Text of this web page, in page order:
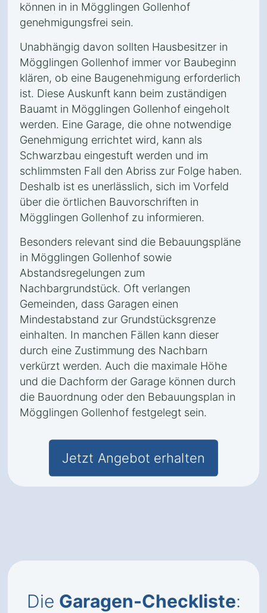
können in in Mögglingen Gollenhof
genehmigungsfrei sein.
Unabhängig davon sollten Hausbesitzer in
Mögglingen Gollenhof immer vor Baubeginn
klären, ob eine Baugenehmigung erforderlich
ist. Diese Auskunft kann beim zuständigen
Bauamt in Mögglingen Gollenhof eingeholt
werden. Eine Garage, die ohne notwendige
Genehmigung errichtet wird, kann als
Schwarzbau eingestuft werden und im
schlimmsten Fall den Abriss zur Folge haben.
Deshalb ist es unerlässlich, sich im Vorfeld
über die örtlichen Bauvorschriften in
Mögglingen Gollenhof zu informieren.
Besonders relevant sind die Bebauungspläne
in Mögglingen Gollenhof sowie
Abstandsregelungen zum
Nachbargrundstück. Oft verlangen
Gemeinden, dass Garagen einen
Mindestabstand zur Grundstücksgrenze
einhalten. In manchen Fällen kann dieser
durch eine Zustimmung des Nachbarn
verkürzt werden. Auch die maximale Höhe
und die Dachform der Garage können durch
die Bauordnung oder den Bebauungsplan in
Mögglingen Gollenhof festgelegt sein.
Jetzt Angebot erhalten
Die Garagen-Checkliste: